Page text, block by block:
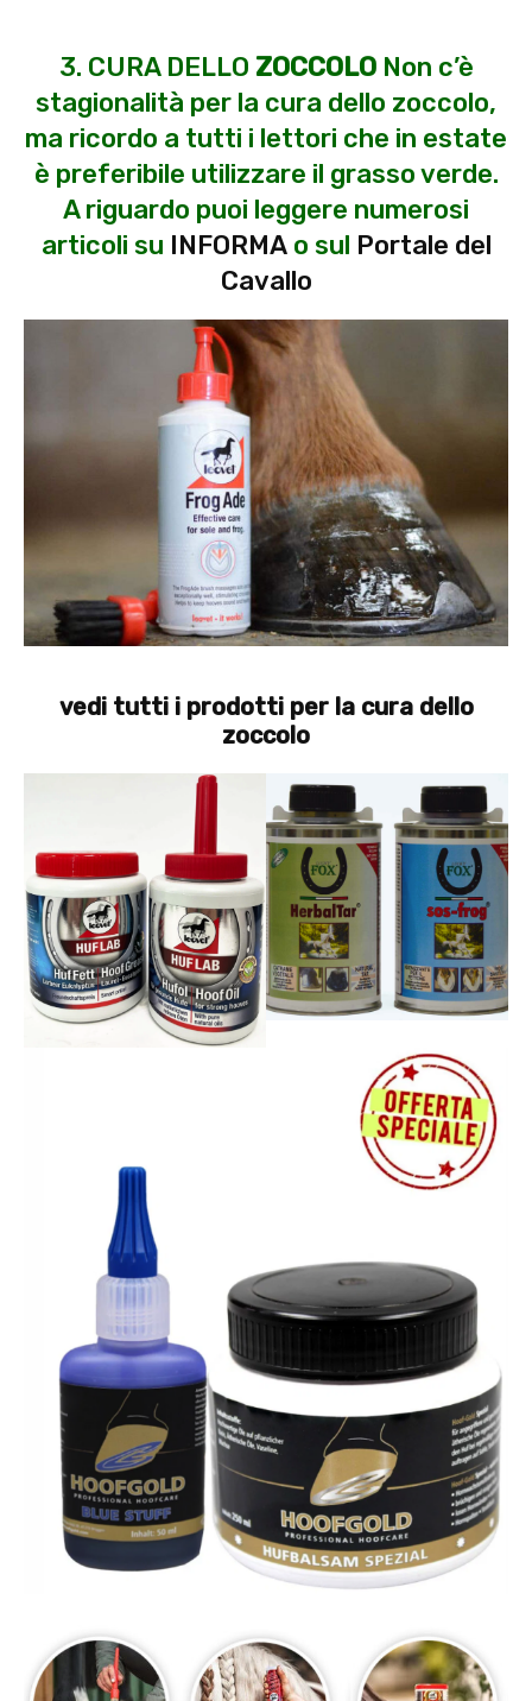
3. CURA DELLO ZOCCOLONon c’è
stagionalità per la cura dello zoccolo,
ma ricordo a tutti i lettori che in estate
è preferibile utilizzare il grasso verde.
A riguardo puoi leggere numerosi
articoli su INFORMAo sul Portale del
Cavallo
vedi tutti i prodotti per la cura dello
zoccolo